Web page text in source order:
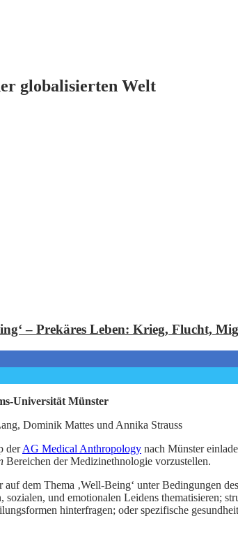
globalisierten Welt
– Prekäres Leben: Krieg, Flucht,
Universität Münster
Dominik Mattes und Annika Strauss
derAG Medical Anthropology nach Münster
Bereichen der Medizinethnologie vorzustellen.
dem Thema ‚Well-Being‘ unter Bedingungen
und emotionalen Leidens thematisieren;
hinterfragen; oder spezifische